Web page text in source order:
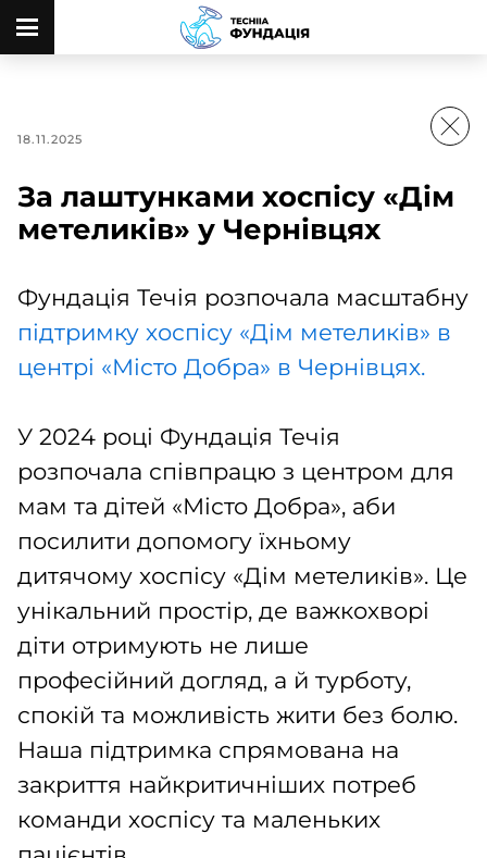
18.11.2025
За лаштунками хоспісу «Дім
метеликів» у Чернівцях
Фундація Течія розпочала масштабну
підтримку хоспісу «Дім метеликів» в
центрі «Місто Добра» в Чернівцях.
У 2024 році Фундація Течія
розпочала співпрацю з центром для
мам та дітей «Місто Добра», аби
посилити допомогу їхньому
дитячому хоспісу «Дім метеликів». Це
унікальний простір, де важкохворі
діти отримують не лише
професійний догляд, а й турботу,
спокій та можливість жити без болю.
Наша підтримка спрямована на
закриття найкритичніших потреб
команди хоспісу та маленьких